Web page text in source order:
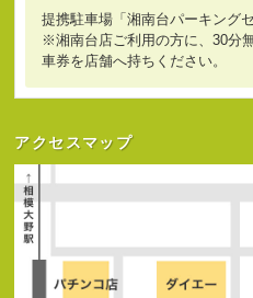
提携駐車場「湘南台パーキングセ
※湘南台店ご利用の方に、30分
車券を店舗へ持ちください。
アクセスマップ